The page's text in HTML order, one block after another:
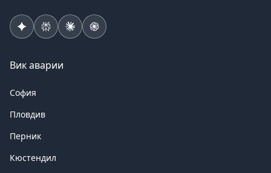
Вик аварии
София
Пловдив
Перник
Кюстендил